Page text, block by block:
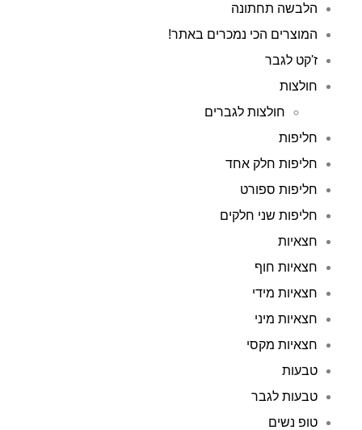
הלבשה תחתונה
המוצרים הכי נמכרים באתר!
ז'קט לגבר
חולצות
חולצות לגברים
חליפות
חליפות חלק אחד
חליפות ספורט
חליפות שני חלקים
חצאיות
חצאיות חוף
חצאיות מידי
חצאיות מיני
חצאיות מקסי
טבעות
טבעות לגבר
טופ נשים